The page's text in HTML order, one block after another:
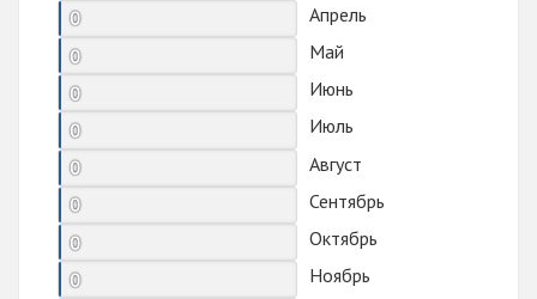
0
Апрель
0
Май
0
Июнь
0
Июль
0
Август
0
Сентябрь
0
Октябрь
0
Ноябрь